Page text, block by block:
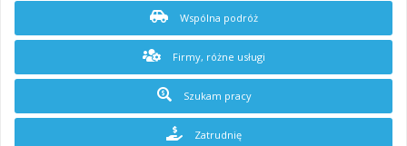
Wspólna podróż
Firmy, różne usługi
Szukam pracy
Zatrudnię